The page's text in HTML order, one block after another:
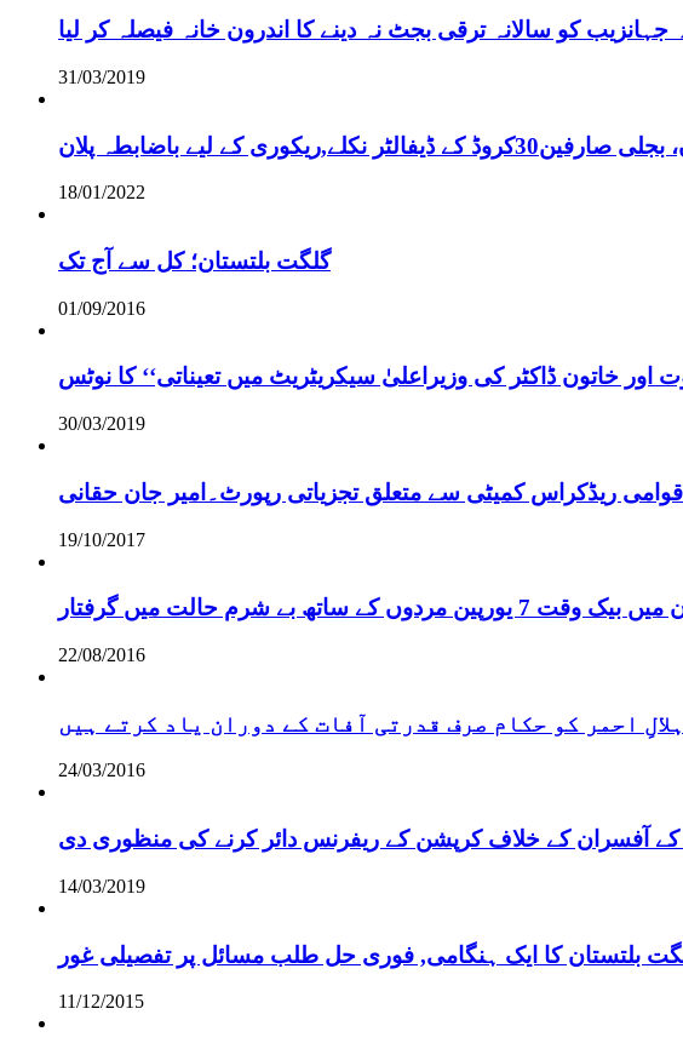
کو سالانہ ترقی بجٹ نہ دینے کا اندرون خانہ فیصلہ کر لیا
31/03/2019
نکلے,ریکوری کے لیے باضابطہ پلان
18/01/2022
گلگت بلتستان؛ کل سے آج تک
01/09/2016
خاتون ڈاکٹر کی وزیراعلیٰ سیکریٹریٹ میں تعیناتی‘‘ کا نوٹس
30/03/2019
ریڈکراس کمیٹی سے متعلق تجزیاتی رپورٹ۔امیر جان حقانی
19/10/2017
شرم حالت میں گرفتار
22/08/2016
ہلالِ احمر کو حکام صرف قدرتی آفات کے دوران یاد کرتے ہیں
24/03/2016
آفسران کے خلاف کرپشن کے ریفرنس دائر کرنے کی منظوری دی
14/03/2019
بلتستان کا ایک ہنگامی, فوری حل طلب مسائل پر تفصیلی غور
11/12/2015